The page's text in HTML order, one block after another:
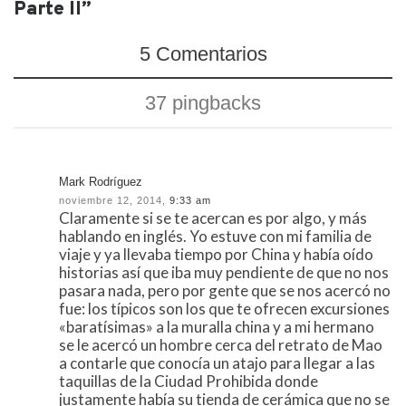
Parte II”
5 Comentarios
37 pingbacks
Mark Rodríguez
noviembre 12, 2014, 9:33 am
Claramente si se te acercan es por algo, y más
hablando en inglés. Yo estuve con mi familia de
viaje y ya llevaba tiempo por China y había oído
historias así que iba muy pendiente de que no nos
pasara nada, pero por gente que se nos acercó no
fue: los típicos son los que te ofrecen excursiones
«baratísimas» a la muralla china y a mi hermano
se le acercó un hombre cerca del retrato de Mao
a contarle que conocía un atajo para llegar a las
taquillas de la Ciudad Prohibida donde
justamente había su tienda de cerámica que no se